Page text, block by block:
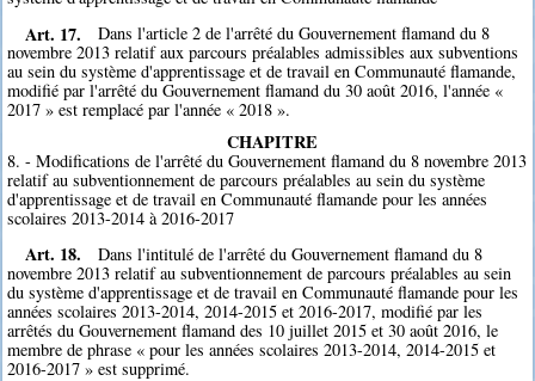
Art. 17.
Dans l'article 2 de l'arrêté du Gouvernement flamand du 8
novembre 2013 relatif aux parcours préalables admissibles aux subventions
au sein du système d'apprentissage et de travail en Communauté flamande,
modifié par l'arrêté du Gouvernement flamand du 30 août 2016, l'année «
2017 » est remplacé par l'année « 2018 ».
CHAPITRE
8. - Modifications de l'arrêté du Gouvernement flamand du 8 novembre 2013
relatif au subventionnement de parcours préalables au sein du système
d'apprentissage et de travail en Communauté flamande pour les années
scolaires 2013-2014 à 2016-2017
Art. 18.
Dans l'intitulé de l'arrêté du Gouvernement flamand du 8
novembre 2013 relatif au subventionnement de parcours préalables au sein
du système d'apprentissage et de travail en Communauté flamande pour les
années scolaires 2013-2014, 2014-2015 et 2016-2017, modifié par les
arrêtés du Gouvernement flamand des 10 juillet 2015 et 30 août 2016, le
membre de phrase « pour les années scolaires 2013-2014, 2014-2015 et
2016-2017 » est supprimé.